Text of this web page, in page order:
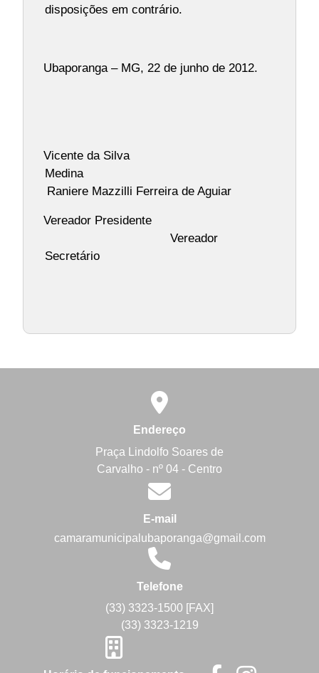
disposições em contrário.
Ubaporanga – MG, 22 de junho de 2012.
Vicente da Silva
Medina
Raniere Mazzilli Ferreira de Aguiar
Vereador Presidente
Vereador
Secretário
Endereço
Praça Lindolfo Soares de
Carvalho - nº 04 - Centro
E-mail
camaramunicipalubaporanga@gmail.com
Telefone
(33) 3323-1500 [FAX]
(33) 3323-1219